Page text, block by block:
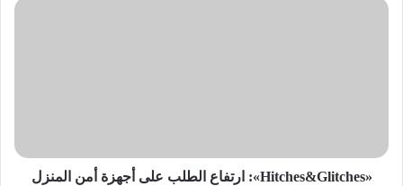
«Hitches&Glitches»: ارتفاع الطلب على أجهزة أمن المنزل